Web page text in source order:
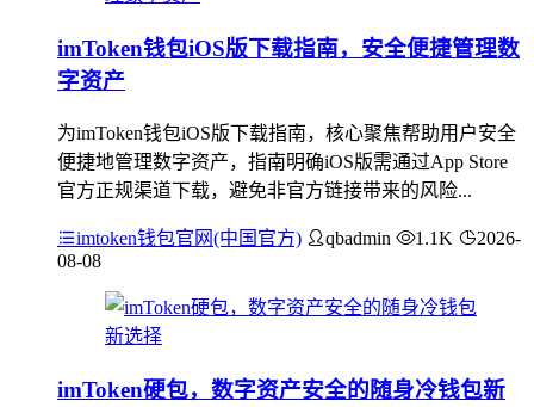
imToken钱包iOS版下载指南，安全便捷管理数
字资产
为imToken钱包iOS版下载指南，核心聚焦帮助用户安全
便捷地管理数字资产，指南明确iOS版需通过App Store
官方正规渠道下载，避免非官方链接带来的风险...
imtoken钱包官网(中国官方) qbadmin 1.1K
2026-
08-08
imToken硬包，数字资产安全的随身冷钱包新